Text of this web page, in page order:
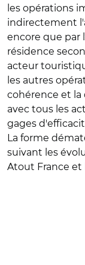
les opérations
indirectement
encore que par
résidence
acteur
les autres
cohérence et la
avec tous les
gages
La forme
suivant les
Atout France et